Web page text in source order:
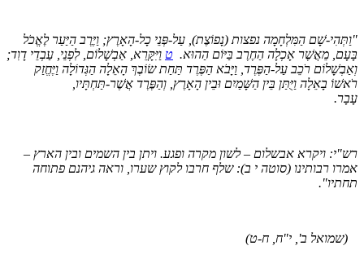
שָׁם הַמִּלְחָמָה נפצות (נָפוֹצֶת), עַל-פְּנֵי כָל-הָאָרֶץ; וַיֶּרֶב הַיַּעַר לֶאֱכֹל
מֵאֲשֶׁר אָכְלָה הַחֶרֶב בַּיּוֹם הַהוּא.ט וַיִּקָּרֵא, אַבְשָׁלוֹם, לִפְנֵי, עַבְדֵי דָוִד;
רֹכֵב עַל-הַפֶּרֶד, וַיָּבֹא הַפֶּרֶד תַּחַת שׂוֹבֶךְ הָאֵלָה הַגְּדוֹלָה וַיֶּחֱזַק
בָאֵלָה וַיֻּתַּן בֵּין הַשָּׁמַיִם וּבֵין הָאָרֶץ, וְהַפֶּרֶד אֲשֶׁר-תַּחְתָּיו,
ויקרא אבשלום – לשון מקרה ופגע. ויתן בין השמים ובין הארץ –
רבותינו (סוטה י ב): שלף חרבו לקוץ שערו, וראה גיהנם פתוחה
(שמואל ב', י"ח, ח-ט)